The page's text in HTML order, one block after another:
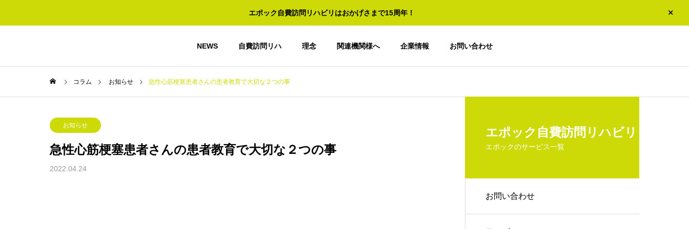
エポック自費訪問リハビリはおかげさまで15周年！
NEWS 自費訪問リハ 理念 関連機関様へ 企業情報 お問い合わせ
コラム お知らせ 急性心筋梗塞患者さんの患者教育で大切な２つの事
お知らせ
急性心筋梗塞患者さんの患者教育で大切な２つの事
2022.04.24
エポック自費訪問リハビリ
エポックのサービス一覧
お問い合わせ